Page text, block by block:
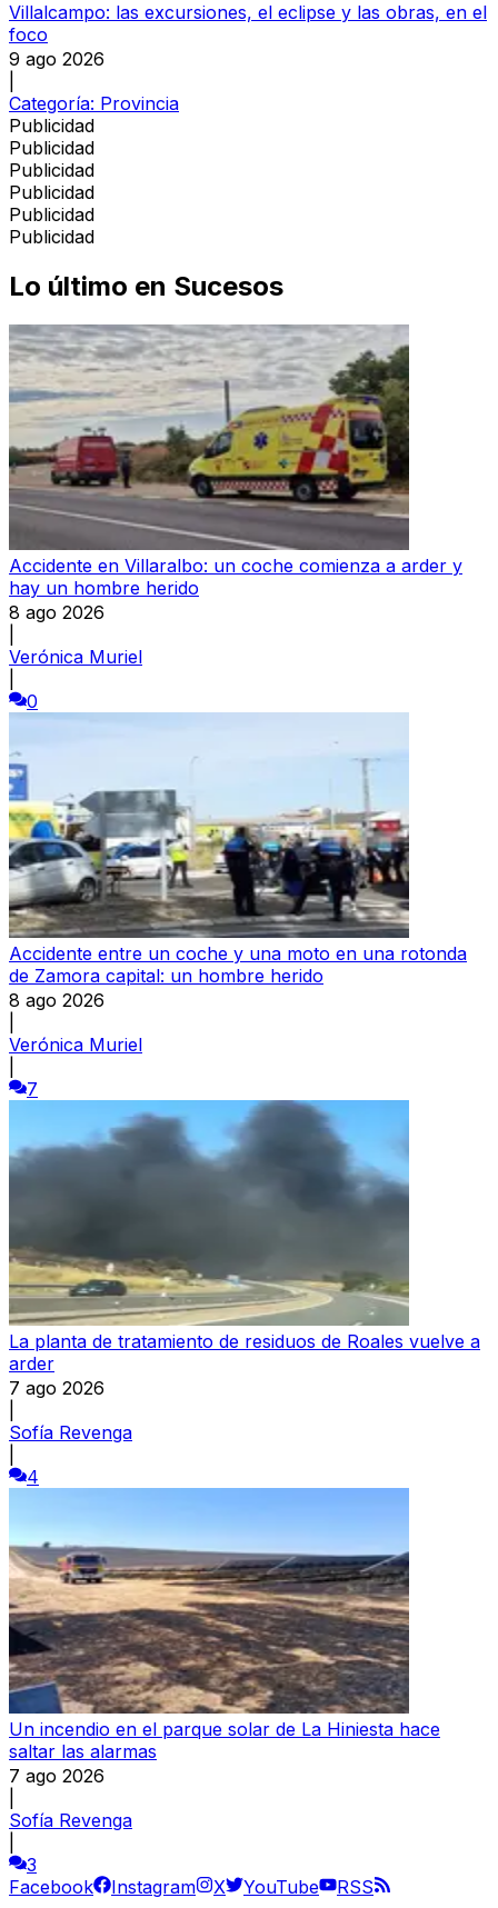
Villalcampo: las excursiones, el eclipse y las obras, en el
foco
9 ago 2026
Categoría: Provincia
Publicidad
Publicidad
Publicidad
Publicidad
Publicidad
Publicidad
Lo último en Sucesos
Accidente en Villaralbo: un coche comienza a arder y
hay un hombre herido
8 ago 2026
Verónica Muriel
0
Accidente entre un coche y una moto en una rotonda
de Zamora capital: un hombre herido
8 ago 2026
Verónica Muriel
7
La planta de tratamiento de residuos de Roales vuelve a
arder
7 ago 2026
Sofía Revenga
4
Un incendio en el parque solar de La Hiniesta hace
saltar las alarmas
7 ago 2026
Sofía Revenga
3
Facebook
Instagram X YouTube
RSS